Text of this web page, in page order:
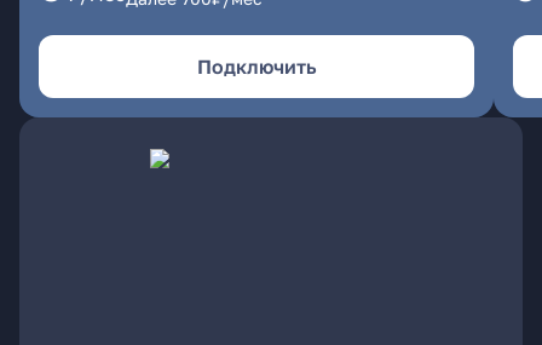
Подключить